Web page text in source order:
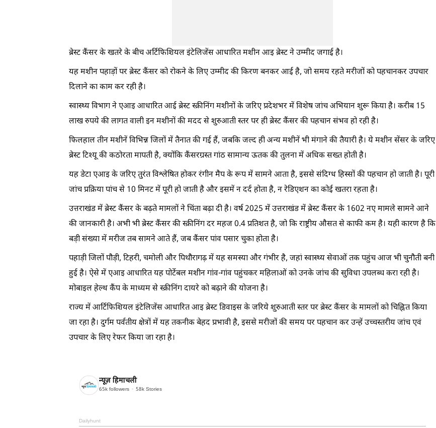
ब्रेस्ट कैंसर के खतरे के बीच अर्टिफिशियल इंटेलिजेंस आधारित मशीन आइ ब्रेस्ट ने उम्मीद जगाई है।
यह मशीन पहाड़ों पर ब्रेस्ट कैंसर को रोकने के लिए उम्मीद की किरण बनकर आई है, जो समय रहते मरीजों को पहचानकर उपचार
दिलाने का काम कर रही है।
स्वास्थ्य विभाग ने एआइ आधारित आई ब्रेस्ट स्क्रीनिंग मशीनों के जरिए प्रदेशभर में विशेष जांच अभियान शुरू किया है। करीब 15
लाख रुपये की लागत वाली इन मशीनों की मदद से शुरुआती स्तर पर ही ब्रेस्ट कैंसर की पहचान संभव हो रही है।
फिलहाल तीन मशीनें विभिन्न जिलों में तैनात की गई हैं, जबकि जल्द ही अन्य मशीनें भी मंगाने की तैयारी है। ये मशीन सेंसर के जरिए
ब्रेस्ट टिश्यू की कठोरता मापती है, क्योंकि कैंसरग्रस्त गांठ सामान्य ऊतक की तुलना में अधिक सख्त होती है।
यह डेटा एआइ के जरिए तुरंत विश्लेषित होकर रंगीन मैप के रूप में सामने आता है, इससे संदिग्ध हिस्सों की पहचान हो जाती है। पूरी
जांच प्रक्रिया पांच से 10 मिनट में पूरी हो जाती है और इसमें न दर्द होता है, न रेडिएशन का कोई खतरा रहता है।
उत्तराखंड में ब्रेस्ट कैंसर के बढ़ते मामलों ने चिंता बढ़ा दी है। वर्ष 2025 में उत्तराखंड में ब्रेस्ट कैंसर के 1602 नए मामले सामने आने
की जानकारी है। अभी भी ब्रेस्ट कैंसर की स्क्रीनिंग दर महज 0.4 प्रतिशत है, जो कि राष्ट्रीय औसत से काफी कम है। यही कारण है कि
बड़ी संख्या में मरीज तब सामने आते हैं, जब कैंसर पांव पसार चुका होता है।
पहाड़ी जिलों पौड़ी, टिहरी, चमोली और पिथौरागढ़ में यह समस्या और गंभीर है, जहां स्वास्थ्य सेवाओं तक पहुंच आज भी चुनौती बनी
हुई है। ऐसे में एआइ आधारित यह पोर्टेबल मशीन गांव-गांव पहुंचकर महिलाओं को उनके जांच की सुविधा उपलब्ध करा रही है।
मोबाइल हेल्थ कैंप के माध्यम से स्क्रीनिंग दायरे को बढ़ाने की योजना है।
राज्य में आर्टिफिशियल इंटेलिजेंस आधारित आइ ब्रेस्ट डिवाइस के जरिये शुरुआती स्तर पर ब्रेस्ट कैंसर के मामलों को चिह्नित किया
जा रहा है। दुर्गम पर्वतीय क्षेत्रों में यह तकनीक बेहद प्रभावी है, इससे मरीजों की समय पर पहचान कर उन्हें उच्चस्तरीय जांच एवं
उपचार के लिए रेफर किया जा रहा है।
न्यूज़ हिमाचली
65k followers 58k Stories
Dailyhunt